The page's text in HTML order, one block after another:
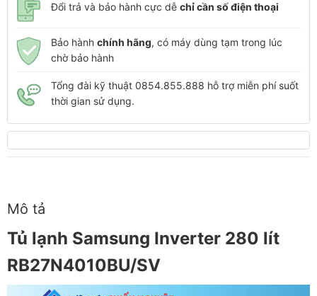
Đổi trả và bảo hành cực dễ chỉ cần số điện thoại
Bảo hành chính hãng, có máy dùng tạm trong lúc
chờ bảo hành
Tổng đài kỹ thuật 0854.855.888 hỗ trợ miễn phí suốt
thời gian sử dụng.
Mô tả
Tủ lạnh Samsung Inverter 280 lít
RB27N4010BU/SV